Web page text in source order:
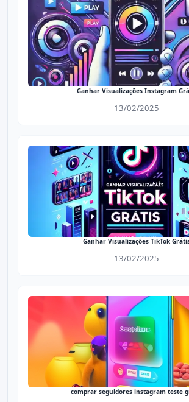
Ganhar Visualizações Instagram
13/02/2025
Ganhar Visualizações TikTok
13/02/2025
comprar seguidores instagram teste